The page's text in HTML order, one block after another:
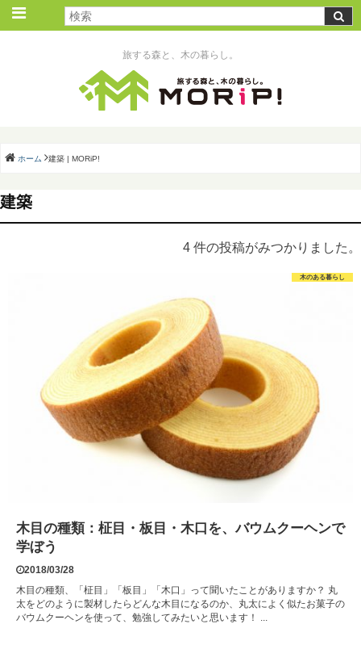
旅する森と、木の暮らし。
ホーム 建築 | MORiP!
建築
4 件の投稿がみつかりました。
木のある暮らし
木目の種類：柾目・板目・木口を、バウムクーヘンで
学ぼう
2018/03/28
木目の種類、「柾目」「板目」「木口」って聞いたことがありますか？ 丸
太をどのように製材したらどんな木目になるのか、丸太によく似たお菓子の
バウムクーヘンを使って、勉強してみたいと思います！ ...